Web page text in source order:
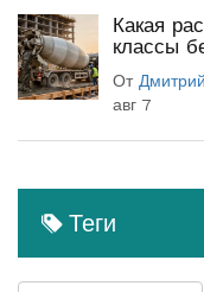
Какая
классы
От
авг 7
Теги